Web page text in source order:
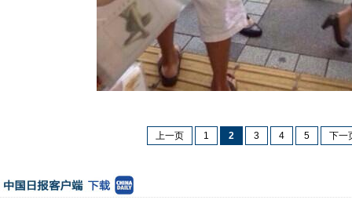
上一页 1 2 3 4 5 下一